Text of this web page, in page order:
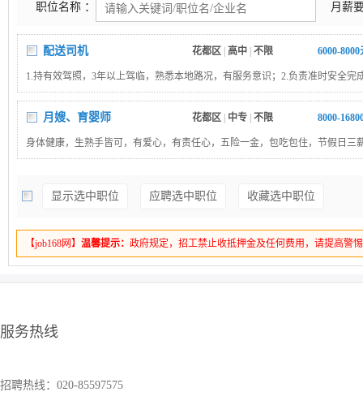
职位名称 ： 月薪
配送司机 花都区 高中 不限 6000-8000
1.持有效驾照，3年以上驾临，熟悉本地路况，有服务意识；2.负责准时安全完
检查车辆状况，保持清洁，协助优化配送路线。
月嫂、育婴师 花都区 中专 不限 8000-
身体健康，生熟手皆可，有爱心，有责任心，五险一金，包吃包住，节假日三
时！
显示选中职位 应聘选中职位 收藏选中职位
【job168网】 温馨提示： 政府规定，招工禁止收抵押金及任何费用，请提高警
服务热线
招聘热线：020-85597575